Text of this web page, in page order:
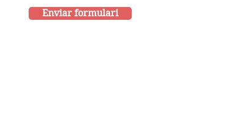
Enviar formulari